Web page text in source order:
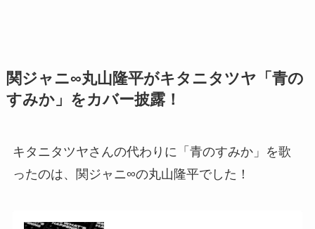
関ジャニ∞丸山隆平がキタニタツヤ「青の
すみか」をカバー披露！
キタニタツヤさんの代わりに「青のすみか」を歌
ったのは、関ジャニ∞の丸山隆平でした！